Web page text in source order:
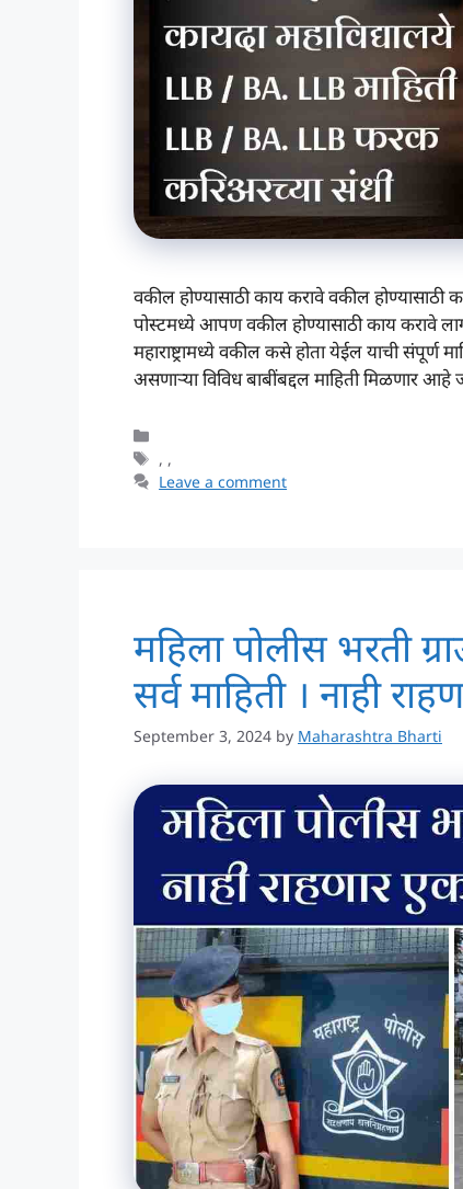
वकील होण्यासाठी काय करावे वकील
पोस्टमध्ये आपण वकील होण्यासाठी काय करावे
महाराष्ट्रामध्ये वकील कसे होता येईल याची संपूर्ण
असणाऱ्या विविध बाबींबद्दल माहिती मिळणार
, ,
Leave a comment
महिला पोलीस भरती
सर्व माहिती । नाही
September 3, 2024 by Maharashtra Bharti